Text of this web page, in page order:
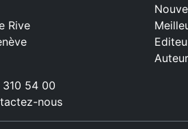
Rive
54 00
nous